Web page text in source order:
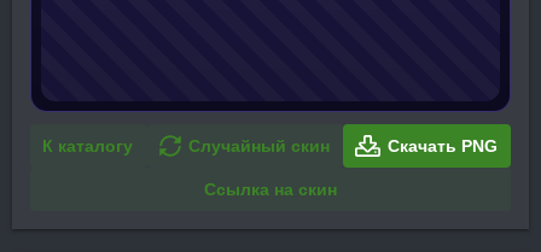
К каталогу Случайный скин Скачать PNG
Ссылка на скин